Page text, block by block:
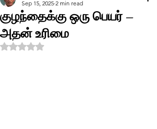
குழந்தைக்கு ஒரு பெயர் –
அதன் உரிமை
Sep 15, 2025 2 min read
Rated NaN out of 5 stars.